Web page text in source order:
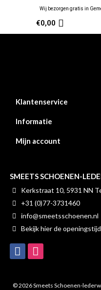
Wij bezorgen gratis in
€0,00
Klantenservice
Informatie
Mijn account
SMEETS SCHOENEN-
Kerkstraat 10, 5931 NN
+31 (0)77-3731460
info@smeetsschoenen.nl
Bekijk hier de
© 2026 Smeets Schoenen-